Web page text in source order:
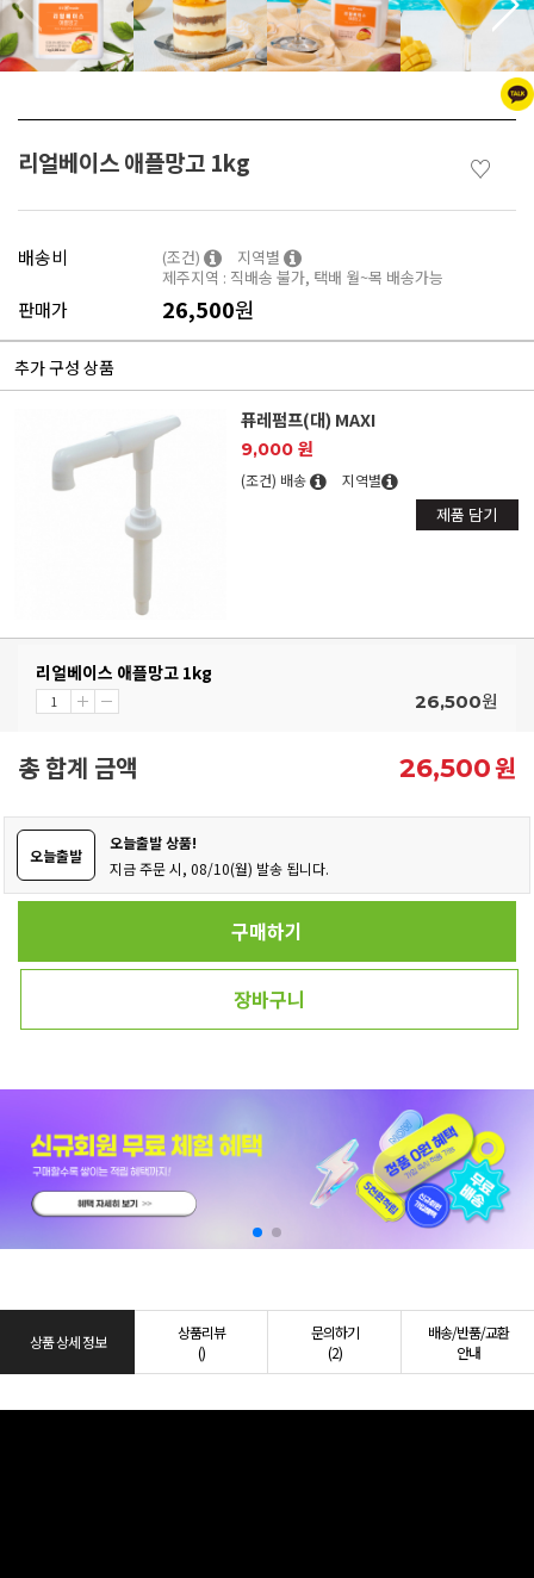
리얼베이스 애플망고 1kg ♡
배송비 (조건)
지역별
제주지역 : 직배송 불가, 택배 월~목 배송가능
판매가 26,500원
추가 구성 상품
퓨레펌프(대) MAXI
9,000 원
(조건) 배송 지역별
제품 담기
리얼베이스 애플망고 1kg
26,500원
총 합계 금액 26,500원
오늘출발
오늘출발 상품!
지금 주문 시, 08/10(월) 발송 됩니다.
구매하기
장바구니
상품 상세 정보
상품리뷰
()
문의하기
(2)
배송/반품/교환
안내